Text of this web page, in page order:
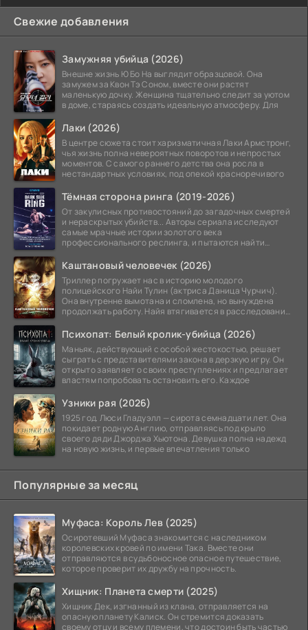
Свежие добавления
Замужняя убийца (2026)
Внешне жизнь Ю Бо На выглядит образцовой. Она
замужем за Квон Тэ Соном, вместе они растят
маленькую дочку. Женщина тщательно следит за уютом
в доме, стараясь создать идеальную атмосферу. Для
Лаки (2026)
В центре сюжета стоит харизматичная Лаки Армстронг,
чья жизнь полна невероятных поворотов и непростых
моментов. С самого раннего детства она росла в
нестандартных условиях, под опекой красноречивого
Тёмная сторона ринга (2019-2026)
От закулисных противостояний до загадочных смертей
и нераскрытых убийств... Авторы сериала исследуют
самые мрачные истории золотого века
профессионального реслинга, и пытаются найти
Каштановый человечек (2026)
Триллер погружает нас в историю молодого
полицейского Найи Тулин (актриса Даница Чурчич).
Она внутренне вымотана и сломлена, но вынуждена
продолжать работу. Найя втягивается в расследование
Психопат: Белый кролик-убийца (2026)
Маньяк, действующий с особой жестокостью, решает
сыграть с представителями закона в дерзкую игру. Он
открыто заявляет о своих преступлениях и предлагает
властям попробовать остановить его. Каждое
Узники рая (2026)
1925 год. Люси Гладуэлл — сирота семнадцати лет. Она
покидает родную Англию, отправляясь под крыло
своего дяди Джорджа Хьютона. Девушка полна надежд
на новую жизнь, и первые впечатления только
Популярные за месяц
Муфаса: Король Лев (2025)
Осиротевший Муфаса знакомится с наследником
королевских кровей по имени Така. Вместе они
отправляются в судьбоносное опасное путешествие,
которое проверит их дружбу на прочность.
Хищник: Планета смерти (2025)
Хищник Дек, изгнанный из клана, отправляется на
опасную планету Калиск. Он стремится доказать
своему отцу и всему племени, что достоин быть частью